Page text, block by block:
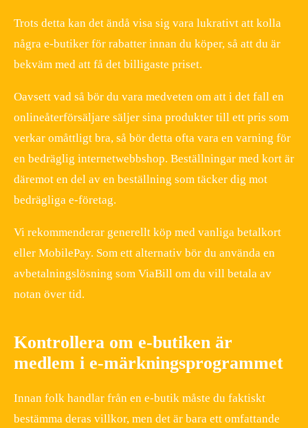
Trots detta kan det ändå visa sig vara lukrativt att kolla
några e-butiker för rabatter innan du köper, så att du är
bekväm med att få det billigaste priset.
Oavsett vad så bör du vara medveten om att i det fall en
onlineåterförsäljare säljer sina produkter till ett pris som
verkar omåttligt bra, så bör detta ofta vara en varning för
en bedräglig internetwebbshop. Beställningar med kort är
däremot en del av en beställning som täcker dig mot
bedrägliga e-företag.
Vi rekommenderar generellt köp med vanliga betalkort
eller MobilePay. Som ett alternativ bör du använda en
avbetalningslösning som ViaBill om du vill betala av
notan över tid.
Kontrollera om e-butiken är
medlem i e-märkningsprogrammet
Innan folk handlar från en e-butik måste du faktiskt
bestämma deras villkor, men det är bara ett omfattande